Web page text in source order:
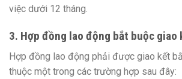
việc dưới 12 tháng.
3. Hợp đồng lao động bắt buộc giao
Hợp đồng lao động phải được giao kết
thuộc một trong các trường hợp sau đây: